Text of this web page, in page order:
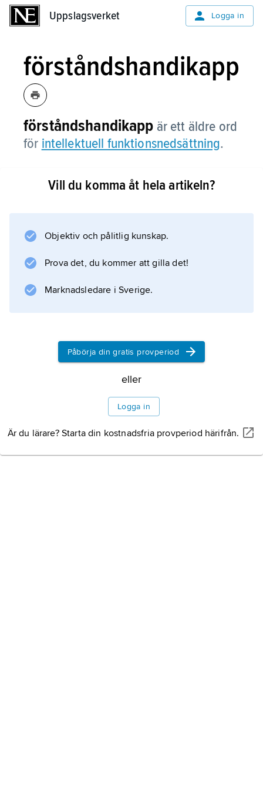
Uppslagsverket Logga in
förståndshandikapp
förståndshandikapp är ett äldre ord
för intellektuell funktionsnedsättning.
Vill du komma åt hela artikeln?
Objektiv och pålitlig kunskap.
Prova det, du kommer att gilla det!
Marknadsledare i Sverige.
Påbörja din gratis provperiod
eller
Logga in
Är du lärare? Starta din kostnadsfria provperiod härifrån.